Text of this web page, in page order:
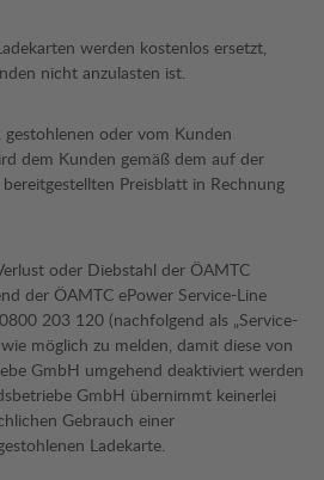
werden kostenlos ersetzt,
nicht anzulasten ist.
oder vom Kunden
dem Kunden gemäß dem auf der
Preisblatt in Rechnung
oder Diebstahl der ÖAMTC
der ÖAMTC ePower Service-Line
203 120 (nachfolgend als „Service-
möglich zu melden, damit diese von
GmbH umgehend deaktiviert werden
GmbH übernimmt keinerlei
Gebrauch einer
Ladekarte.